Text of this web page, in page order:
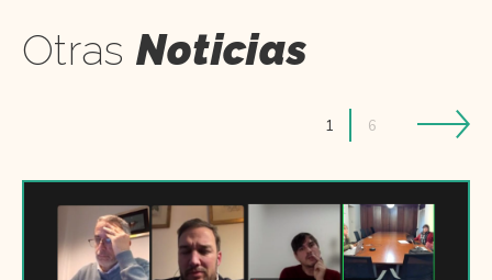
Otras Noticias
1 6